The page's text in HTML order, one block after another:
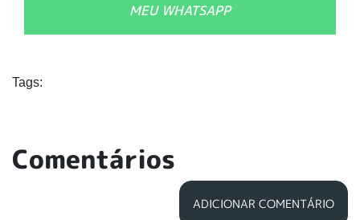
MEU WHATSAPP
Tags:
Comentários
ADICIONAR COMENTÁRIO